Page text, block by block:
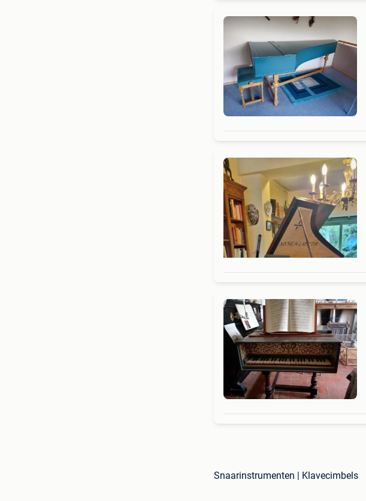
Snaarinstrumenten | Klavecimbels